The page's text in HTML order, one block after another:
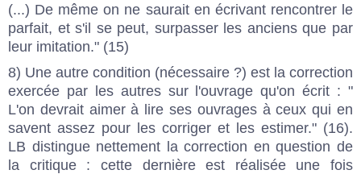
(...) De même on ne saurait en écrivant rencontrer le
parfait, et s'il se peut, surpasser les anciens que par
leur imitation." (15)
8) Une autre condition (nécessaire ?) est la correction
exercée par les autres sur l'ouvrage qu'on écrit : "
L'on devrait aimer à lire ses ouvrages à ceux qui en
savent assez pour les corriger et les estimer." (16).
LB distingue nettement la correction en question de
la critique : cette dernière est réalisée une fois